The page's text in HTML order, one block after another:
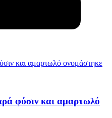
φύσιν και αμαρτωλό